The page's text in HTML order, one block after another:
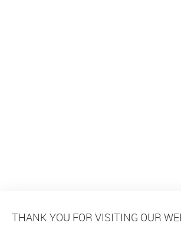
THANK YOU FOR VISITING OUR